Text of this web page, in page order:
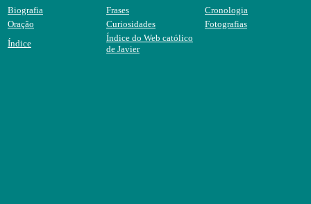
Biografia Frases
Cronologia
Oração
Curiosidades
Fotografias
Índice
Índice do Web católico
de Javier